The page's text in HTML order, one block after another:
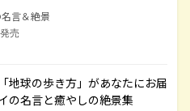
言＆絶景
売
地球の歩き方」があなたにお届
の名言と癒やしの絶景集